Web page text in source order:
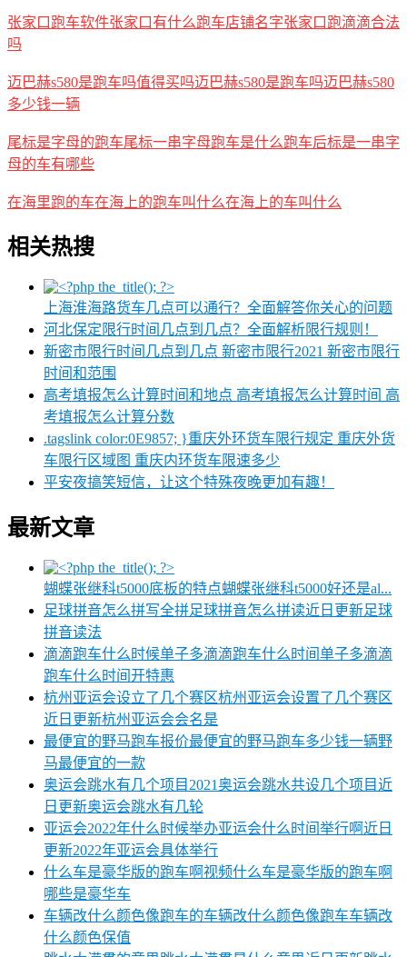
张家口跑车软件张家口有什么跑车店铺名字张家口跑滴滴合法
吗
迈巴赫s580是跑车吗值得买吗迈巴赫s580是跑车吗迈巴赫s580
多少钱一辆
尾标是字母的跑车尾标一串字母跑车是什么跑车后标是一串字
母的车有哪些
在海里跑的车在海上的跑车叫什么在海上的车叫什么
相关热搜
上海淮海路货车几点可以通行？全面解答你关心的问题
河北保定限行时间几点到几点？全面解析限行规则！
新密市限行时间几点到几点 新密市限行2021 新密市限行
时间和范围
高考填报怎么计算时间和地点 高考填报怎么计算时间 高
考填报怎么计算分数
.tagslink color:0E9857; }重庆外环货车限行规定 重庆外货
车限行区域图 重庆内环货车限速多少
平安夜搞笑短信，让这个特殊夜晚更加有趣！
最新文章
蝴蝶张继科t5000底板的特点蝴蝶张继科t5000好还是al...
足球拼音怎么拼写全拼足球拼音怎么拼读近日更新足球
拼音读法
滴滴跑车什么时候单子多滴滴跑车什么时间单子多滴滴
跑车什么时间开特惠
杭州亚运会设立了几个赛区杭州亚运会设置了几个赛区
近日更新杭州亚运会会名是
最便宜的野马跑车报价最便宜的野马跑车多少钱一辆野
马最便宜的一款
奥运会跳水有几个项目2021奥运会跳水共设几个项目近
日更新奥运会跳水有几轮
亚运会2022年什么时候举办亚运会什么时间举行啊近日
更新2022年亚运会具体举行
什么车是豪华版的跑车啊视频什么车是豪华版的跑车啊
哪些是豪华车
车辆改什么颜色像跑车的车辆改什么颜色像跑车车辆改
什么颜色保值